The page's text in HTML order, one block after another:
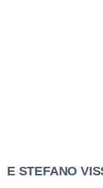
E STEFANO